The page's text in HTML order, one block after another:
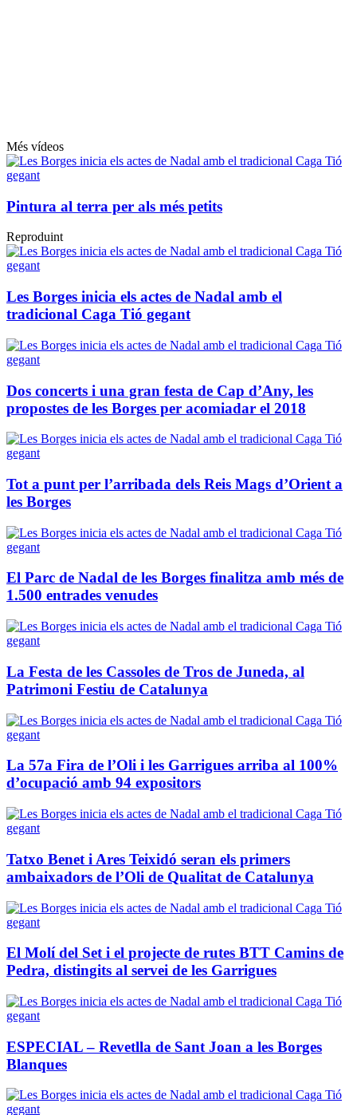
Més vídeos
Pintura al terra per als més petits
Reproduint
Les Borges inicia els actes de Nadal amb el
tradicional Caga Tió gegant
Dos concerts i una gran festa de Cap d’Any, les
propostes de les Borges per acomiadar el 2018
Tot a punt per l’arribada dels Reis Mags d’Orient a
les Borges
El Parc de Nadal de les Borges finalitza amb més de
1.500 entrades venudes
La Festa de les Cassoles de Tros de Juneda, al
Patrimoni Festiu de Catalunya
La 57a Fira de l’Oli i les Garrigues arriba al 100%
d’ocupació amb 94 expositors
Tatxo Benet i Ares Teixidó seran els primers
ambaixadors de l’Oli de Qualitat de Catalunya
El Molí del Set i el projecte de rutes BTT Camins de
Pedra, distingits al servei de les Garrigues
ESPECIAL – Revetlla de Sant Joan a les Borges
Blanques